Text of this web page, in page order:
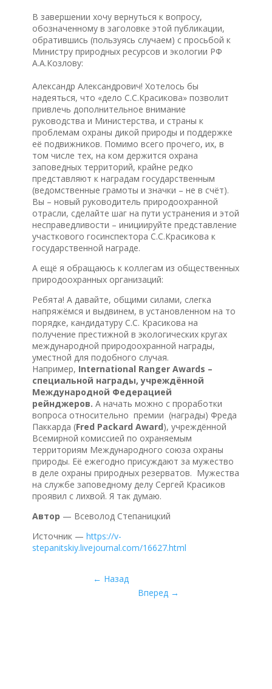
В завершении хочу вернуться к вопросу,
обозначенному в заголовке этой публикации,
обратившись (пользуясь случаем) с просьбой к
Министру природных ресурсов и экологии РФ
А.А.Козлову:
Александр Александрович! Хотелось бы
надеяться, что «дело С.С.Красикова» позволит
привлечь дополнительное внимание
руководства и Министерства, и страны к
проблемам охраны дикой природы и поддержке
её подвижников. Помимо всего прочего, их, в
том числе тех, на ком держится охрана
заповедных территорий, крайне редко
представляют к наградам государственным
(ведомственные грамоты и значки – не в счёт).
Вы – новый руководитель природоохранной
отрасли, сделайте шаг на пути устранения и этой
несправедливости – инициируйте представление
участкового госинспектора С.С.Красикова к
государственной награде.
А ещё я обращаюсь к коллегам из общественных
природоохранных организаций:
Ребята! А давайте, общими силами, слегка
напряжёмся и выдвинем, в установленном на то
порядке, кандидатуру С.С. Красикова на
получение престижной в экологических кругах
международной природоохранной награды,
уместной для подобного случая.
Например, International Ranger Awards –
специальной награды, учреждённой
Международной Федерацией
рейнджеров. А начать можно с проработки
вопроса относительно премии (награды) Фреда
Паккарда (Fred Packard Award), учреждённой
Всемирной комиссией по охраняемым
территориям Международного союза охраны
природы. Её ежегодно присуждают за мужество
в деле охраны природных резерватов. Мужества
на службе заповедному делу Сергей Красиков
проявил с лихвой. Я так думаю.
Автор — Всеволод Степаницкий
Источник — https://v-
stepanitskiy.livejournal.com/16627.html
← Назад
Вперед →